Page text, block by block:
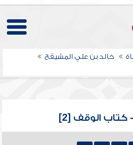
خالد بن علي المشيقح
كتاب الوقف [2]